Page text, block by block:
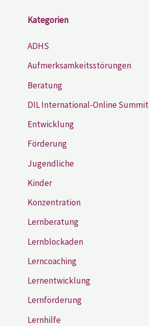
Kategorien
ADHS
Aufmerksamkeitsstörungen
Beratung
DIL International-Online Summit
Entwicklung
Förderung
Jugendliche
Kinder
Konzentration
Lernberatung
Lernblockaden
Lerncoaching
Lernentwicklung
Lernförderung
Lernhilfe